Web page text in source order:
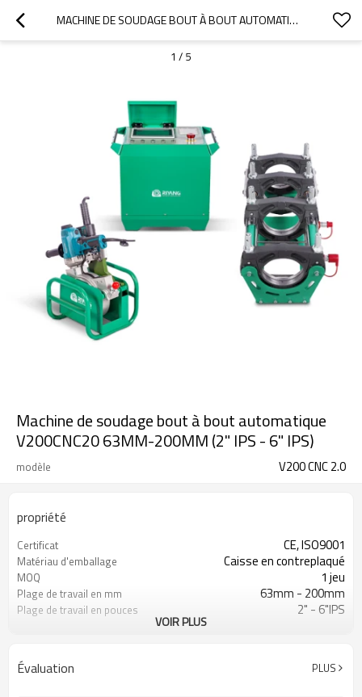
MACHINE DE SOUDAGE BOUT À BOUT AUTOMATIQUE V200CNC20 63MM-200MM (2" IPS - 6" IPS)
1 / 5
Machine de soudage bout à bout automatique
V200CNC20 63MM-200MM (2" IPS - 6" IPS)
modèle V200 CNC 2.0
propriété
Certificat CE, ISO9001
Matériau d'emballage Caisse en contreplaqué
MOQ 1 jeu
Plage de travail en mm 63mm - 200mm
Plage de travail en pouces 2" - 6"IPS
Norme de soudage PEHD
appliquée
VOIR PLUS
Évaluation PLUS